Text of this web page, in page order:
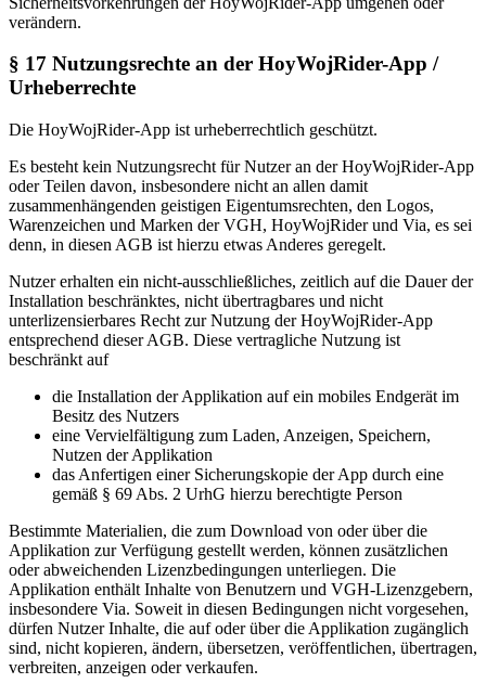
verändern.
§ 17 Nutzungsrechte an der HoyWojRider-App /
Urheberrechte
Die HoyWojRider-App ist urheberrechtlich geschützt.
Es besteht kein Nutzungsrecht für Nutzer an der HoyWojRider-App
oder Teilen davon, insbesondere nicht an allen damit
zusammenhängenden geistigen Eigentumsrechten, den Logos,
Warenzeichen und Marken der VGH, HoyWojRider und Via, es sei
denn, in diesen AGB ist hierzu etwas Anderes geregelt.
Nutzer erhalten ein nicht-ausschließliches, zeitlich auf die Dauer der
Installation beschränktes, nicht übertragbares und nicht
unterlizensierbares Recht zur Nutzung der HoyWojRider-App
entsprechend dieser AGB. Diese vertragliche Nutzung ist
beschränkt auf
die Installation der Applikation auf ein mobiles Endgerät im
Besitz des Nutzers
eine Vervielfältigung zum Laden, Anzeigen, Speichern,
Nutzen der Applikation
das Anfertigen einer Sicherungskopie der App durch eine
gemäß § 69 Abs. 2 UrhG hierzu berechtigte Person
Bestimmte Materialien, die zum Download von oder über die
Applikation zur Verfügung gestellt werden, können zusätzlichen
oder abweichenden Lizenzbedingungen unterliegen. Die
Applikation enthält Inhalte von Benutzern und VGH-Lizenzgebern,
insbesondere Via. Soweit in diesen Bedingungen nicht vorgesehen,
dürfen Nutzer Inhalte, die auf oder über die Applikation zugänglich
sind, nicht kopieren, ändern, übersetzen, veröffentlichen, übertragen,
verbreiten, anzeigen oder verkaufen.